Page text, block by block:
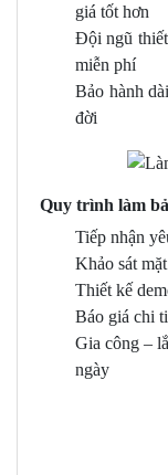
giá tốt hơn
Đội ngũ
miễn phí
Bảo hành
đời
Quy trình làm
Tiếp nhận
Khảo sát
Thiết kế
Báo giá chi
Gia công –
ngày